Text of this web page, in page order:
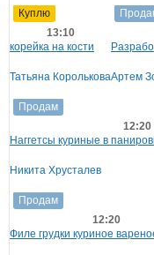
Куплю
13:10
корейка на кости
Татьяна КорольковаАртем
Продам
12:20
Наггетсы куриные в
Никита Хрусталев
Продам
12:20
Филе грудки куриное